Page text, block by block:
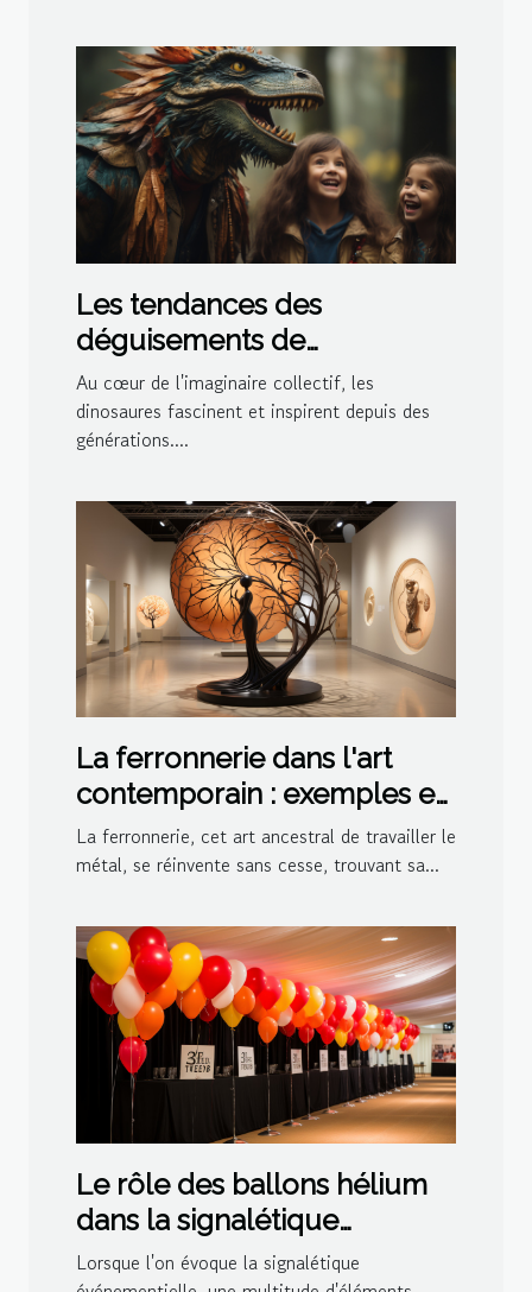
Les tendances des
déguisements de
dinosaures pour les fêtes à
thème en 2023
Au cœur de l'imaginaire collectif, les
dinosaures fascinent et inspirent depuis des
générations....
La ferronnerie dans l'art
contemporain : exemples et
inspirations
La ferronnerie, cet art ancestral de travailler le
métal, se réinvente sans cesse, trouvant sa...
Le rôle des ballons hélium
dans la signalétique
événementielle
Lorsque l'on évoque la signalétique